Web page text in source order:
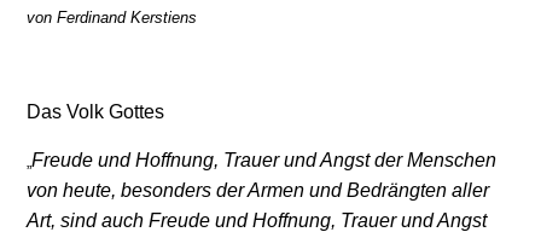
von Ferdinand Kerstiens
Das Volk Gottes
„Freude und Hoffnung, Trauer und Angst der Menschen
von heute, besonders der Armen und Bedrängten aller
Art, sind auch Freude und Hoffnung, Trauer und Angst